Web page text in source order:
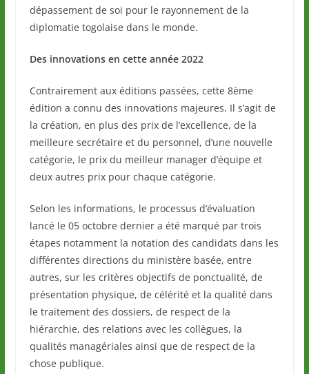
dépassement de soi pour le rayonnement de la
diplomatie togolaise dans le monde.
Des innovations en cette année 2022
Contrairement aux éditions passées, cette 8ème
édition a connu des innovations majeures. Il s’agit de
la création, en plus des prix de l’excellence, de la
meilleure secrétaire et du personnel, d’une nouvelle
catégorie, le prix du meilleur manager d’équipe et
deux autres prix pour chaque catégorie.
Selon les informations, le processus d’évaluation
lancé le 05 octobre dernier a été marqué par trois
étapes notamment la notation des candidats dans les
différentes directions du ministère basée, entre
autres, sur les critères objectifs de ponctualité, de
présentation physique, de célérité et la qualité dans
le traitement des dossiers, de respect de la
hiérarchie, des relations avec les collègues, la
qualités managériales ainsi que de respect de la
chose publique.